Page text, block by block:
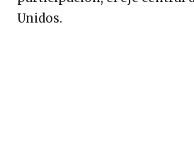
Unidos.